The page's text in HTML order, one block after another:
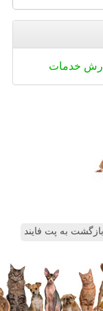
خدمات
بازگشت به پت فایند